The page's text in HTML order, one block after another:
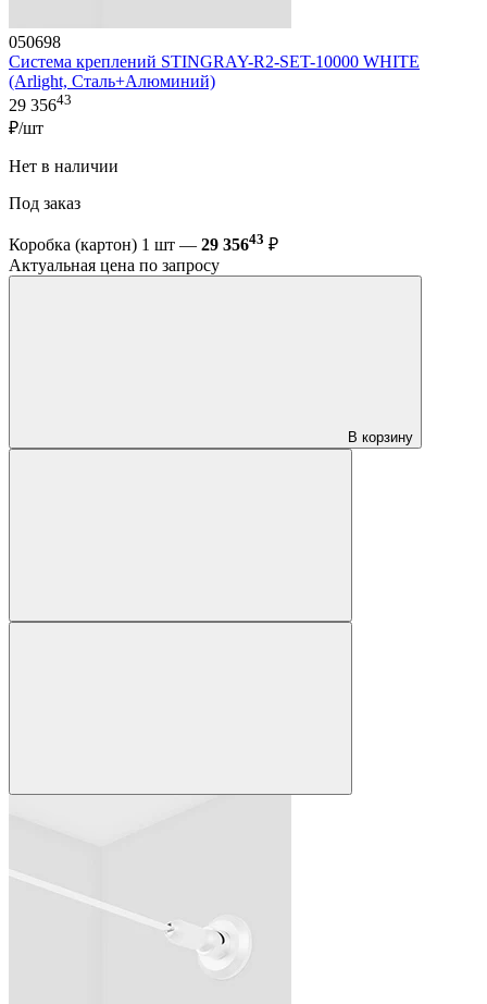
050698
Система креплений STINGRAY-R2-SET-10000 WHITE
(Arlight, Сталь+Алюминий)
29 35643
₽/шт
Нет в наличии
Под заказ
Коробка (картон) 1 шт — 29 35643 ₽
Актуальная цена по запросу
В корзину